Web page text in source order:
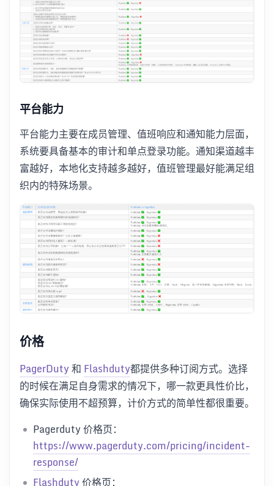
平台能力
平台能力主要在成员管理、值班响应和通知能力层面，
系统要具备基本的审计和单点登录功能。通知渠道越丰
富越好，本地化支持越多越好，值班管理最好能满足组
织内的特殊场景。
价格
PagerDuty和 Flashduty都提供多种订阅方式。选择
的时候在满足自身需求的情况下，哪一款更具性价比，
确保实际使用不超预算，计价方式的简单性都很重要。
Pagerduty 价格页：
https://www.pagerduty.com/pricing/incident-
response/
Flashduty价格页：